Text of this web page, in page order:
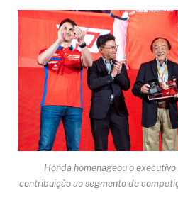
Honda homenageou o
contribuição ao segmento de